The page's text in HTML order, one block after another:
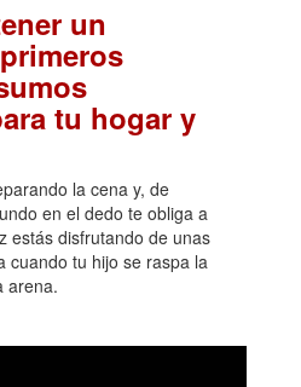
un
tu hogar y
la cena y, de
en el dedo te obliga a
estás disfrutando de unas
cuando tu hijo se raspa la
arena.